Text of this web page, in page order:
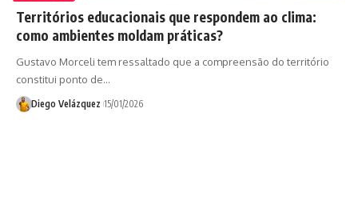
Territórios educacionais que respondem ao clima:
como ambientes moldam práticas?
Gustavo Morceli tem ressaltado que a compreensão do território
constitui ponto de…
Diego Velázquez 15/01/2026